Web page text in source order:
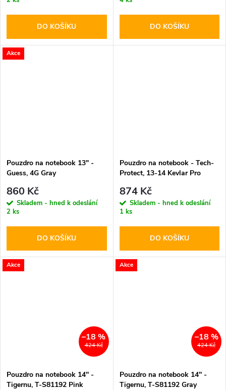
DO KOŠÍKU DO KOŠÍKU
Akce
Pouzdro na notebook 13" -
Guess, 4G Gray
860 Kč
Skladem - hned k odeslání
2 ks
DO KOŠÍKU
Pouzdro na notebook - Tech-
Protect, 13-14 Kevlar Pro
874 Kč
Skladem - hned k odeslání
1 ks
DO KOŠÍKU
Akce
424 Kč
–18 %
Pouzdro na notebook 14'' -
Tigernu, T-S81192 Pink
Akce
424 Kč
–18 %
Pouzdro na notebook 14'' -
Tigernu, T-S81192 Gray